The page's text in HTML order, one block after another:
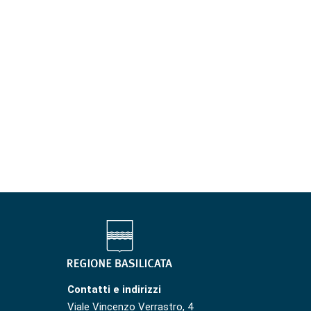
Contatti e indirizzi
Viale Vincenzo Verrastro, 4